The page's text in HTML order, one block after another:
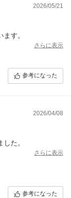
2026/05/21
す。
さらに表示
参考になった
2026/04/08
た。
さらに表示
参考になった